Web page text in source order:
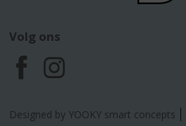
Volg ons
F
a
I
n
Designed by YOOKY smart concepts